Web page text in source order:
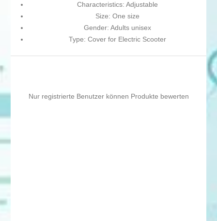
Characteristics: Adjustable
Size: One size
Gender: Adults unisex
Type: Cover for Electric Scooter
Nur registrierte Benutzer können Produkte bewerten